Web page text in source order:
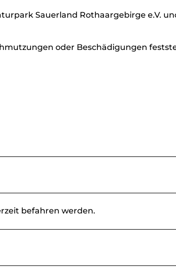
Sauerland Rothaargebirge e.V.
oder Beschädigungen
befahren werden.